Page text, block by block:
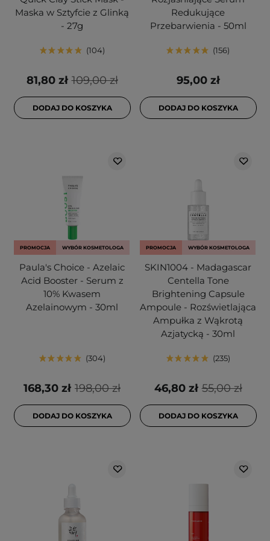
Maska w Sztyfcie z Glinką
- 27g
104
109,00 zł
81,80 zł
DODAJ DO KOSZYKA
Redukujące
Przebarwienia - 50ml
156
95,00 zł
DODAJ DO KOSZYKA
PROMOCJA WYBÓR KOSMETOLOGA
Paula's Choice - Azelaic
Acid Booster - Serum z
10% Kwasem
Azelainowym - 30ml
304
198,00 zł
168,30 zł
DODAJ DO KOSZYKA
PROMOCJA WYBÓR KOSMETOLOGA
SKIN1004 - Madagascar
Centella Tone
Brightening Capsule
Ampoule - Rozświetlająca
Ampułka z Wąkrotą
Azjatycką - 30ml
235
55,00 zł
46,80 zł
DODAJ DO KOSZYKA